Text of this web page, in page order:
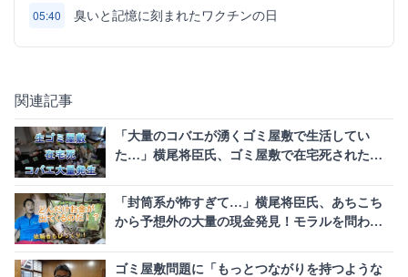
05:40 臭いと記憶に刻まれたワクチンの日
関連記事
「大量のコバエが湧くゴミ屋敷で生活してい
た…」横尾将臣氏、ゴミ屋敷で在宅死された実
「封筒系が怖すぎて…」横尾将臣氏、あちこち
から予想外の大量の現金発見！モラルを問われ
ゴミ屋敷問題に「もっとつながりを持つような